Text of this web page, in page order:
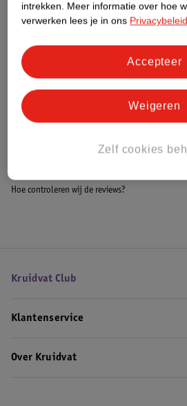
Impact Score.
Meer informatie
Bestel & Bezorginformatie
Bekijk ook
LEGO Disney Alle LEGO
Hoe controleren wij de reviews?
Kruidvat Club
Klantenservice
Over Kruidvat
intrekken. Meer informatie over hoe
verwerken lees je in ons Privacybeleid
Zelf cookies
Weigeren
Accepteer